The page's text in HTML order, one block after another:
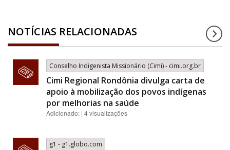
NOTÍCIAS RELACIONADAS
Conselho Indigenista Missionário (Cimi) - cimi.org.br
Cimi Regional Rondônia divulga carta de
apoio à mobilização dos povos indígenas
por melhorias na saúde
Adicionado: | 4 visualizações
g1 - g1.globo.com